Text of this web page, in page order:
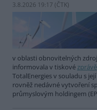
3.8.2026 19:17 (ČTK)
v oblasti obnovitelných
informovala v tiskovézprávě
TotalEnergies v souladu s
rovněž nedávné vytvoření
průmyslovým holdingem